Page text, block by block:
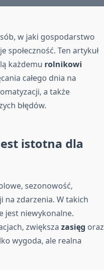
w jaki gospodarstwo
Ten artykuł
każdemu rolnikowi
całego dnia na
a także
błędów.
istotna dla
sezonowość,
zdarzenia. W takich
jest niewykonalne.
zwiększazasięg oraz
wygoda, ale realna